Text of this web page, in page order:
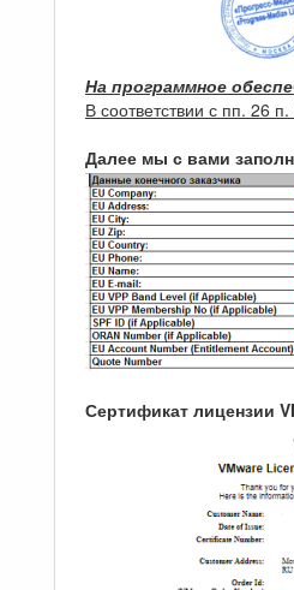
На программное
В соответствии с пп. 26
Далее мы с вами
Сертификат лицензии